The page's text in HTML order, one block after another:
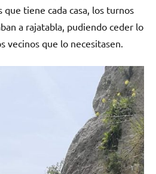
tiene cada casa, los turnos
a rajatabla, pudiendo ceder lo
vecinos que lo necesitasen.